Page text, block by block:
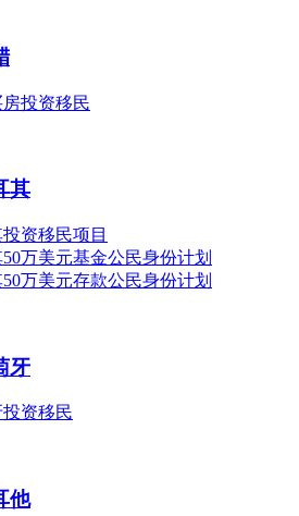
投资移民
其
资移民项目
万美元基金公民身份计划
万美元存款公民身份计划
牙
资移民
他